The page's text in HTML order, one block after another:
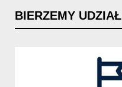
BIERZEMY UDZIAŁ